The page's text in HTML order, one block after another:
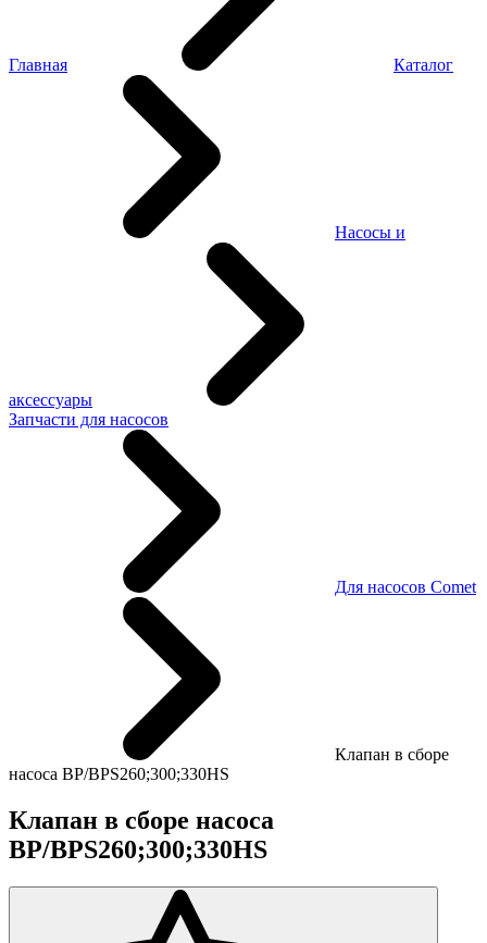
Главная Каталог
Насосы и
аксессуары
Запчасти для насосов
Для насосов Comet
Клапан в сборе
насоса BP/BPS260;300;330HS
Клапан в сборе насоса
BP/BPS260;300;330HS